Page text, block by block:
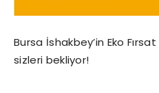
Bursa İshakbey’in Eko
sizleri bekliyor!